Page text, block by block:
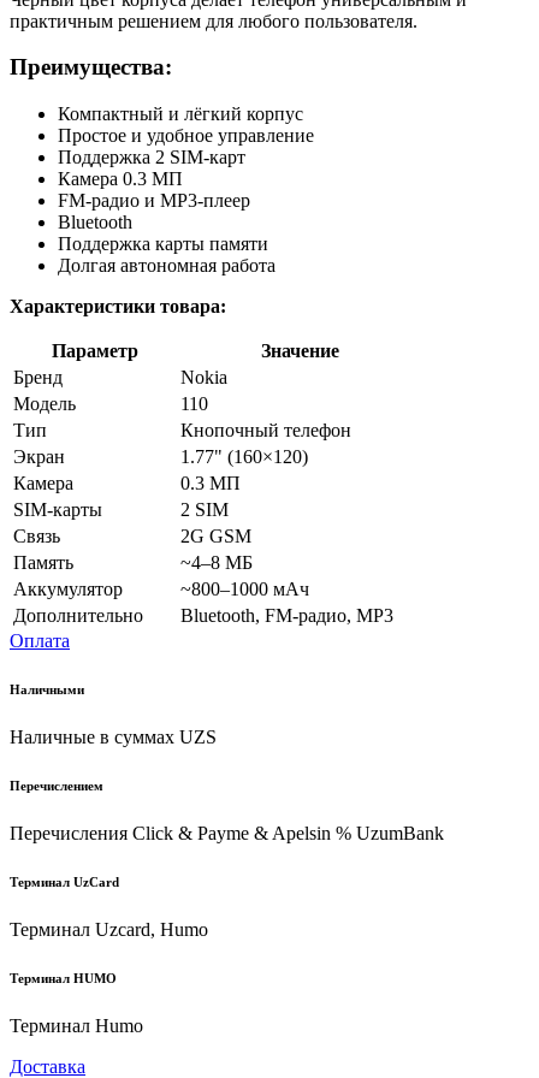
практичным решением для любого пользователя.
Преимущества:
Компактный и лёгкий корпус
Простое и удобное управление
Поддержка 2 SIM-карт
Камера 0.3 МП
FM-радио и MP3-плеер
Bluetooth
Поддержка карты памяти
Долгая автономная работа
Характеристики товара:
Параметр
Значение
Бренд
Nokia
Модель
110
Тип
Кнопочный телефон
Экран
1.77" (160×120)
Камера
0.3 МП
SIM-карты
2 SIM
Связь
2G GSM
Память
~4–8 МБ
Аккумулятор
~800–1000 мАч
Дополнительно
Bluetooth, FM-радио, MP3
Оплата
Наличными
Наличные в суммах UZS
Перечислением
Перечисления Click & Payme & Apelsin % UzumBank
Терминал UzCard
Терминал Uzcard, Humo
Терминал HUMO
Терминал Humo
Доставка